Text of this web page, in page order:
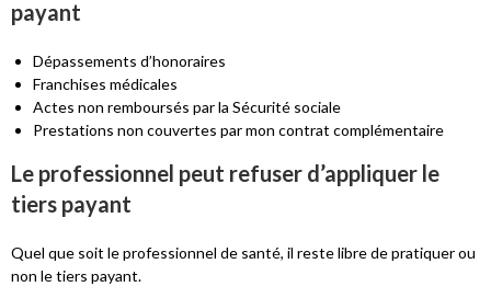
payant
Dépassements d’honoraires
Franchises médicales
Actes non remboursés par la Sécurité sociale
Prestations non couvertes par mon contrat complémentaire
Le professionnel peut refuser d’appliquer le
tiers payant
Quel que soit le professionnel de santé, il reste libre de pratiquer ou
non le tiers payant.